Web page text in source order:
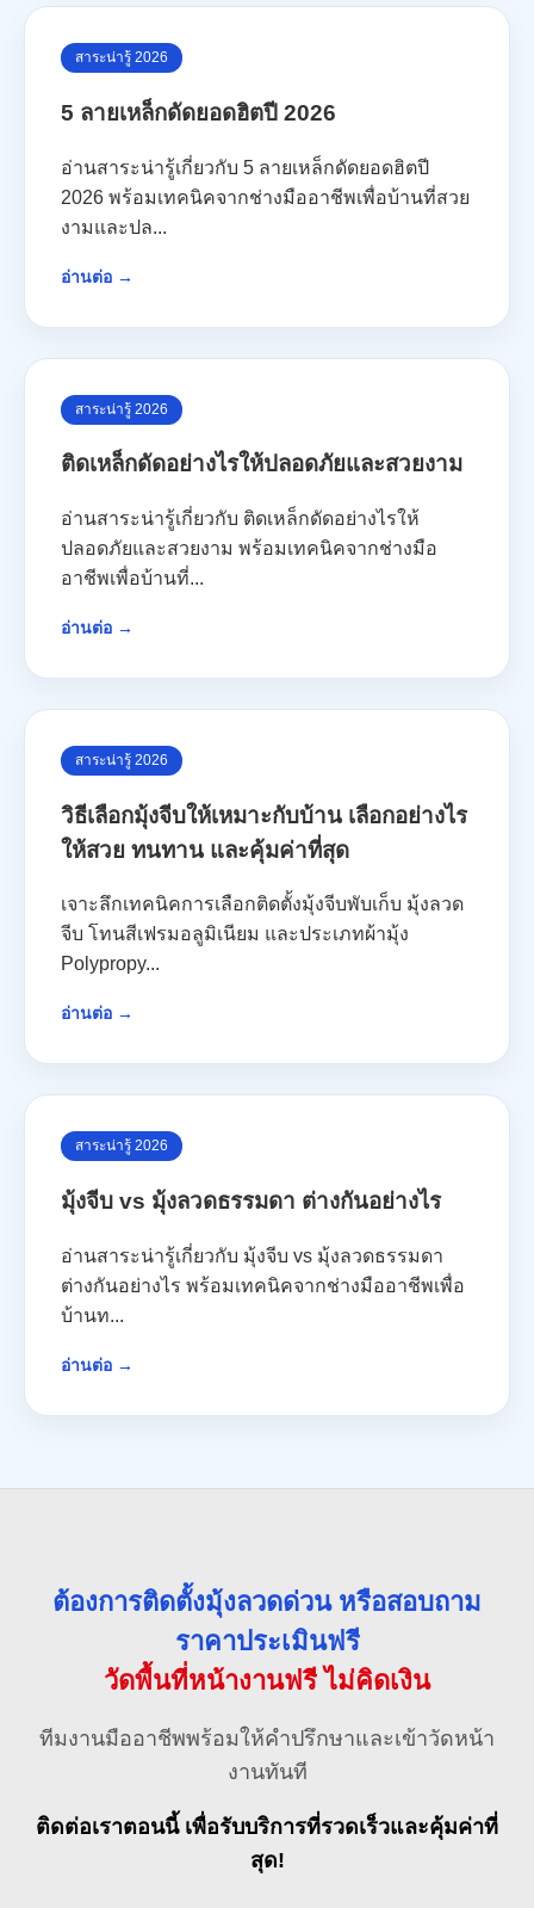
สาระน่ารู้ 2026
5 ลายเหล็กดัดยอดฮิตปี 2026
อ่านสาระน่ารู้เกี่ยวกับ 5 ลายเหล็กดัดยอดฮิตปี
2026 พร้อมเทคนิคจากช่างมืออาชีพเพื่อบ้านที่สวย
งามและปล...
อ่านต่อ →
สาระน่ารู้ 2026
ติดเหล็กดัดอย่างไรให้ปลอดภัยและสวยงาม
อ่านสาระน่ารู้เกี่ยวกับ ติดเหล็กดัดอย่างไรให้
ปลอดภัยและสวยงาม พร้อมเทคนิคจากช่างมือ
อาชีพเพื่อบ้านที่...
อ่านต่อ →
สาระน่ารู้ 2026
วิธีเลือกมุ้งจีบให้เหมาะกับบ้าน เลือกอย่างไร
ให้สวย ทนทาน และคุ้มค่าที่สุด
เจาะลึกเทคนิคการเลือกติดตั้งมุ้งจีบพับเก็บ มุ้งลวด
จีบ โทนสีเฟรมอลูมิเนียม และประเภทผ้ามุ้ง
Polypropy...
อ่านต่อ →
สาระน่ารู้ 2026
มุ้งจีบ vs มุ้งลวดธรรมดา ต่างกันอย่างไร
อ่านสาระน่ารู้เกี่ยวกับ มุ้งจีบ vs มุ้งลวดธรรมดา
ต่างกันอย่างไร พร้อมเทคนิคจากช่างมืออาชีพเพื่อ
บ้านท...
อ่านต่อ →
ต้องการติดตั้งมุ้งลวดด่วน หรือสอบถาม
ราคาประเมินฟรี
วัดพื้นที่หน้างานฟรี ไม่คิดเงิน
ทีมงานมืออาชีพพร้อมให้คำปรึกษาและเข้าวัดหน้า
งานทันที
ติดต่อเราตอนนี้ เพื่อรับบริการที่รวดเร็วและคุ้มค่าที่
สุด!